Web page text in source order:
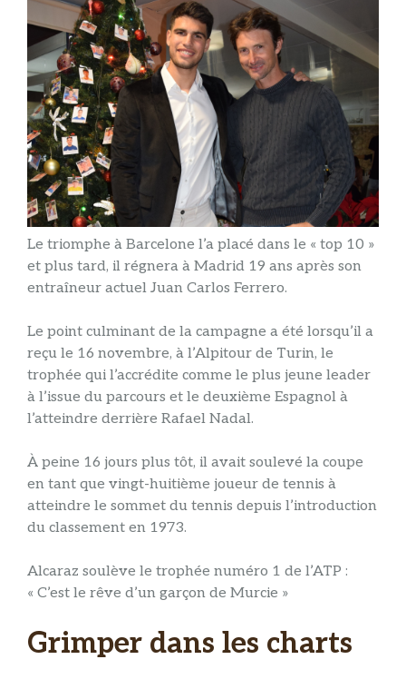
Le triomphe à Barcelone l’a placé dans le « top 10 »
et plus tard, il régnera à Madrid 19 ans après son
entraîneur actuel Juan Carlos Ferrero.
Le point culminant de la campagne a été lorsqu’il a
reçu le 16 novembre, à l’Alpitour de Turin, le
trophée qui l’accrédite comme le plus jeune leader
à l’issue du parcours et le deuxième Espagnol à
l’atteindre derrière Rafael Nadal.
À peine 16 jours plus tôt, il avait soulevé la coupe
en tant que vingt-huitième joueur de tennis à
atteindre le sommet du tennis depuis l’introduction
du classement en 1973.
Alcaraz soulève le trophée numéro 1 de l’ATP :
« C’est le rêve d’un garçon de Murcie »
Grimper dans les charts